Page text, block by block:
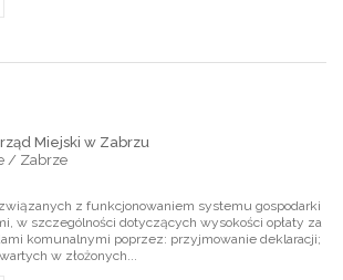
Miejski w Zabrzu
/ Zabrze
z funkcjonowaniem systemu gospodarki
w szczególności dotyczących wysokości opłaty za
komunalnymi poprzez: przyjmowanie deklaracji;
w złożonych...